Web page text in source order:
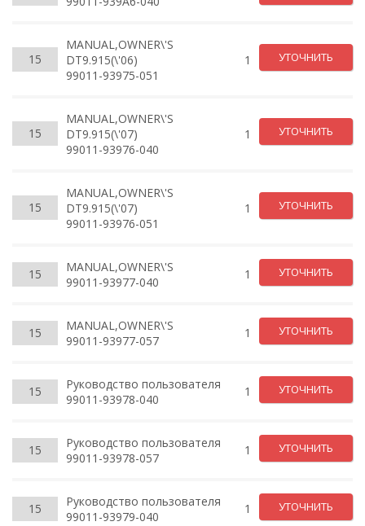
15
MANUAL,OWNER\'S
DT9.915(\'06)
99011-93975-051
1 УТОЧНИТЬ
15
MANUAL,OWNER\'S
DT9.915(\'07)
99011-93976-040
1 УТОЧНИТЬ
15
MANUAL,OWNER\'S
DT9.915(\'07)
99011-93976-051
1 УТОЧНИТЬ
15
MANUAL,OWNER\'S
99011-93977-040
1 УТОЧНИТЬ
15
MANUAL,OWNER\'S
99011-93977-057
1 УТОЧНИТЬ
15
Руководство пользователя
99011-93978-040
1 УТОЧНИТЬ
15
Руководство пользователя
99011-93978-057
1 УТОЧНИТЬ
15
Руководство пользователя
99011-93979-040
1 УТОЧНИТЬ